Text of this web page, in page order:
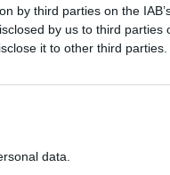
by third parties on the
by us to third parties
it to other third parties.
data.